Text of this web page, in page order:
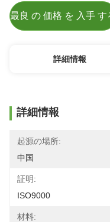
最良 の 価格 を 入手 す
詳細情報
詳細情報
起源の場所:
中国
証明:
ISO9000
材料: